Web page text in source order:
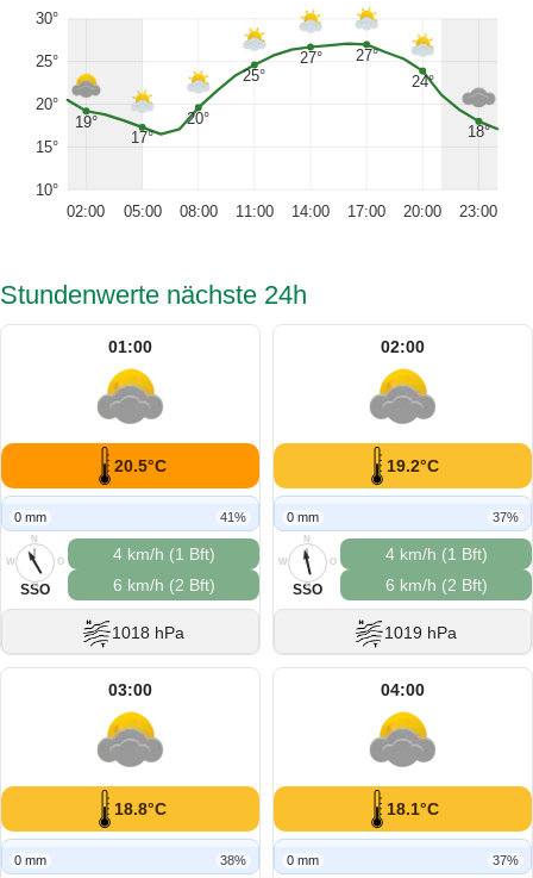
10°
15°
20°
25°
30°
19°
17°
20°
25°
27° 27°
24°
18°
02:00 05:00 08:00 11:00 14:00 17:00 20:00 23:00
Stundenwerte nächste 24h
01:00
20.5°C
0 mm 41%
N
O
S
W
SSO
4 km/h (1 Bft)
6 km/h (2 Bft)
1018 hPa
02:00
19.2°C
0 mm 37%
N
O
S
W
SSO
4 km/h (1 Bft)
6 km/h (2 Bft)
1019 hPa
03:00
18.8°C
0 mm 38%
04:00
18.1°C
0 mm 37%